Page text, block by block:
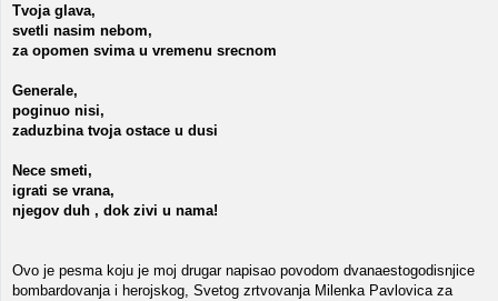
Tvoja glava,
svetli nasim nebom,
za opomen svima u vremenu srecnom
Generale,
poginuo nisi,
zaduzbina tvoja ostace u dusi
Nece smeti,
igrati se vrana,
njegov duh , dok zivi u nama!
Ovo je pesma koju je moj drugar napisao povodom dvanaestogodisnjice
bombardovanja i herojskog, Svetog zrtvovanja Milenka Pavlovica za